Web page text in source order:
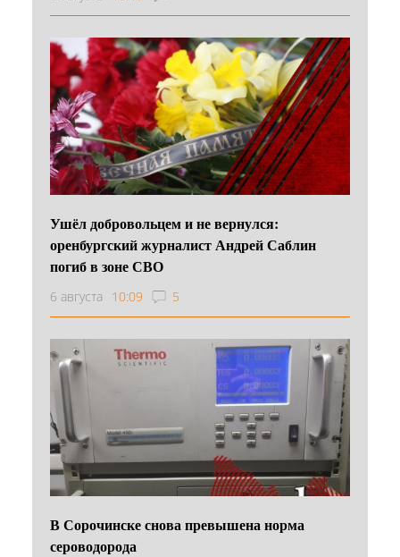
Ушёл добровольцем и не вернулся:
оренбургский журналист Андрей Саблин
погиб в зоне СВО
6 августа 10:09 5
В Сорочинске снова превышена норма
сероводорода